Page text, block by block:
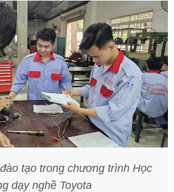
tạo trong chương trình Học
dạy nghề Toyota